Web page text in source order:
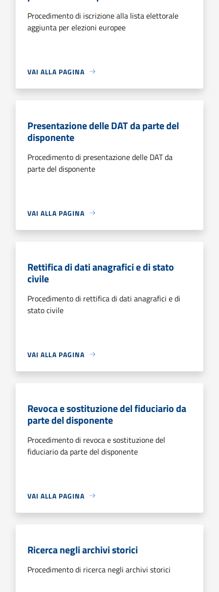
Procedimento di iscrizione alla lista elettorale
aggiunta per elezioni europee
VAI ALLA PAGINA
Presentazione delle DAT da parte del
disponente
Procedimento di presentazione delle DAT da
parte del disponente
VAI ALLA PAGINA
Rettifica di dati anagrafici e di stato
civile
Procedimento di rettifica di dati anagrafici e di
stato civile
VAI ALLA PAGINA
Revoca e sostituzione del fiduciario da
parte del disponente
Procedimento di revoca e sostituzione del
fiduciario da parte del disponente
VAI ALLA PAGINA
Ricerca negli archivi storici
Procedimento di ricerca negli archivi storici